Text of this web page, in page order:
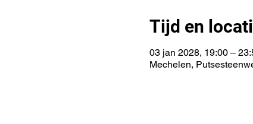
Tijd en
03 jan 2028, 19:00 –
Mechelen,